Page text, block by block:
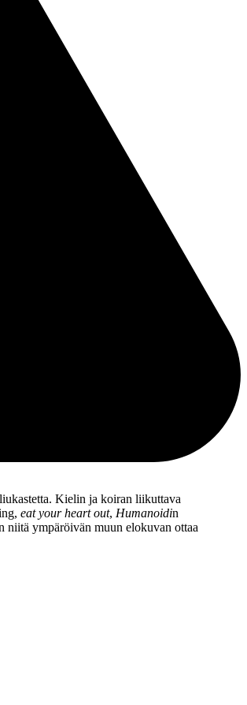
Kielin ja koiran liikuttava
, eat your heart out, Humanoidin
niitä ympäröivän muun elokuvan ottaa